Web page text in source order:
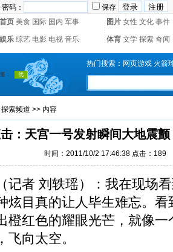
密码：
保存
首页 美食 国际 国内 军事 图片 女性 文化 事件
娱乐 综艺 电影 电视 音乐 体育 文学 探索 奇闻
热门搜索： 网页游戏 火箭
探索频道 >> 内容
：天宫一号发射瞬间大地震
时间：2011/10/2 17:46:38 点击： 189
记者 刘轶瑶）：我在现场
炫目真的让人毕生难忘。
橙红色的耀眼光芒，就像
飞向太空。